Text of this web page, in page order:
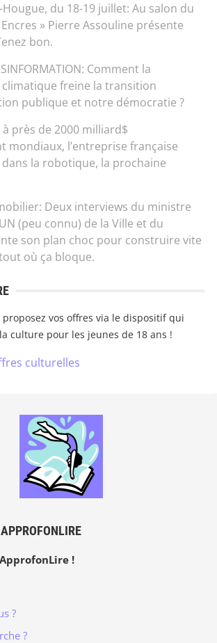
Hougue, du 18-19 juillet: Au salon du
» Pierre Assouline présente
bon.
Comment la
freine la transition
publique et notre démocratie ?
près de 2000 milliard$
mondiaux, l’entreprise française
la robotique, la prochaine
Deux interviews du ministre
(peu connu) de la Ville et du
son plan choc pour construire vite
où ça bloque.
vos offres via le dispositif qui
culture pour les jeunes de 18 ans !
!
?
?